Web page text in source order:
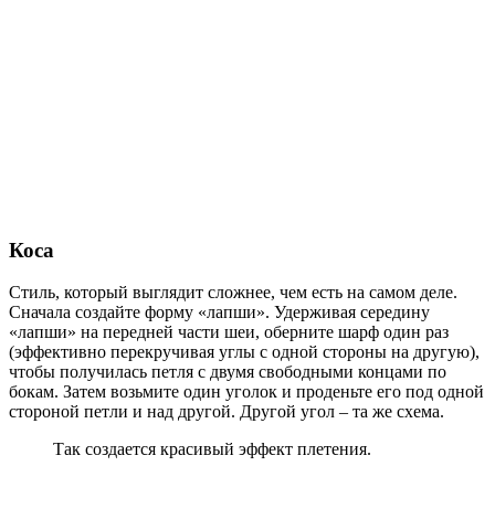
Коса
Стиль, который выглядит сложнее, чем есть на самом деле.
Сначала создайте форму «лапши». Удерживая середину
«лапши» на передней части шеи, оберните шарф один раз
(эффективно перекручивая углы с одной стороны на другую),
чтобы получилась петля с двумя свободными концами по
бокам. Затем возьмите один уголок и проденьте его под одной
стороной петли и над другой. Другой угол – та же схема.
Так создается красивый эффект плетения.